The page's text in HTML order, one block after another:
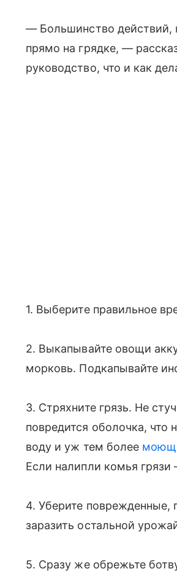
— Большинство действий,
прямо на грядке, —
руководство, что и как
1. Выберите правильное
2. Выкапывайте овощи
морковь. Подкапывайте
3. Стряхните грязь. Не
повредится оболочка, что
воду и уж тем более
Если налипли комья
4. Уберите поврежденные,
заразить остальной
5. Сразу же обрежьте